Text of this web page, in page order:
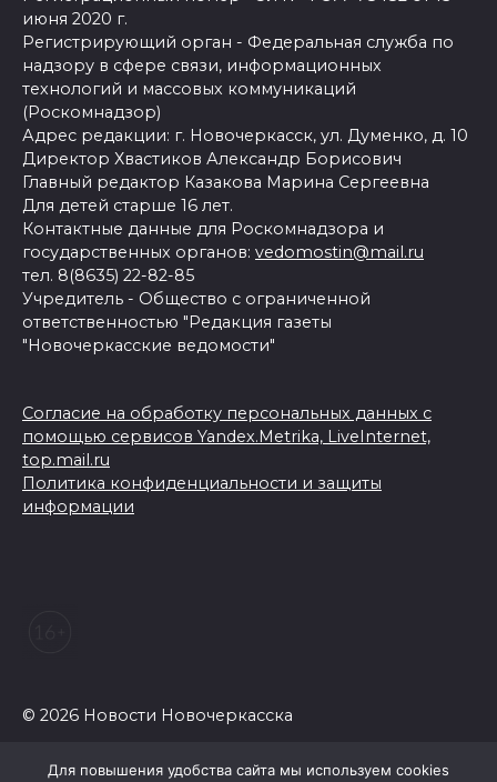
июня 2020 г.
Регистрирующий орган - Федеральная служба по
надзору в сфере связи, информационных
технологий и массовых коммуникаций
(Роскомнадзор)
Адрес редакции: г. Новочеркасск, ул. Думенко, д. 10
Директор Хвастиков Александр Борисович
Главный редактор Казакова Марина Сергеевна
Для детей старше 16 лет.
Контактные данные для Роскомнадзора и
государственных органов: vedomostin@mail.ru
тел. 8(8635) 22-82-85
Учредитель - Общество с ограниченной
ответственностью "Редакция газеты
"Новочеркасские ведомости"
Согласие на обработку персональных данных с
помощью сервисов Yandex.Metrika, LiveInternet,
top.mail.ru
Политика конфиденциальности и защиты
информации
© 2026 Новости Новочеркасска
Для повышения удобства сайта мы используем cookies